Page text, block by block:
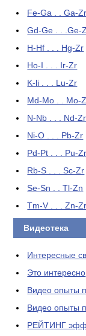
Fe-Ga . . Ga-Zr
Gd-Ge . . .Ge-
H-Hf . . . Hg-Zr
Ho-I . . . Ir-Zr
K-li . . . Lu-Zr
Md-Mo . . Mo-
N-Nb . . . Nd-Zr
Ni-O . . . Pb-Zr
Pd-Pt . . . Pu-Zr
Rb-S . . . Sc-Zr
Se-Sn . . Tl-Zn
Tm-V . . . Zn-Zr
Видеотека
Интересные
Это интересно
Видео опыты
Видео опыты
РЕЙТИНГ